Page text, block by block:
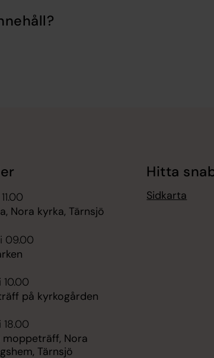
Nora kyrka, Tärnsjö
09.00
10.00
på kyrkogården
18.00
Nora
Tärnsjö
Hitta
Sidkarta